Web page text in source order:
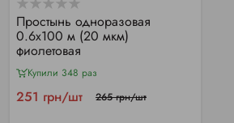
Простынь одноразовая
0.6х100 м (20 мкм)
фиолетовая
Купили 348 раз
251 грн/шт 265 грн/шт